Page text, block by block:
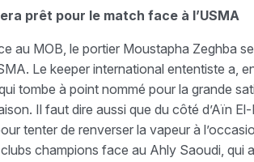
prêt pour le match face à l’USMA
au MOB, le portier Moustapha Zeghba
Le keeper international ententiste a,
tombe à point nommé pour la grande
Il faut dire aussi que du côté d’Aïn
tenter de renverser la vapeur à
champions face au Ahly Saoudi, qui